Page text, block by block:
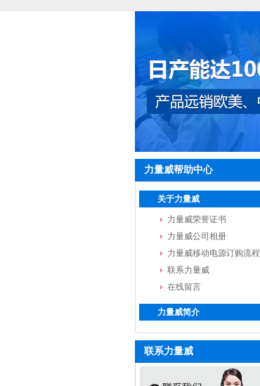
力量威帮助中心
关于力量威
力量威荣誉证书
力量威公司相册
力量威移动电源订购流程
联系力量威
在线留言
力量威简介
联系力量威